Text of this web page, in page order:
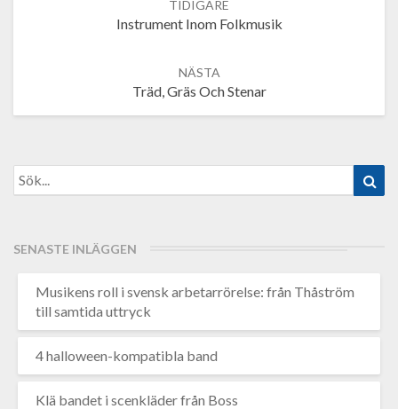
Instrument Inom Folkmusik
Träd, Gräs Och Stenar
Search
for:
SENASTE INLÄGGEN
Musikens roll i svensk arbetarrörelse: från Thåström
till samtida uttryck
4 halloween-kompatibla band
Klä bandet i scenkläder från Boss